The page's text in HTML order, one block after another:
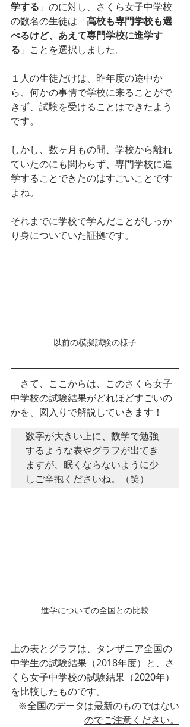
学する 」のに対し、さくら女子中学校
の数名の生徒は「高校も専門学校も選
べるけど、あえて専門学校に進学す
る 」ことを選択しました。
１人の生徒だけは、昨年度の途中か
ら、何かの事情で学校に来ることがで
きず、試験を受けることはできたよう
です。
しかし、数ヶ月もの間、学校から離れ
ていたのにも関わらず、専門学校に進
学することできたのはすごいことです
よね。
それまでに学校で学んだことがしっか
り身についていた証拠です。
以前の模擬試験の様子
さて、ここからは、このさくら女子
中学校の試験結果がどれほどすごいの
かを、図入りで解説していきます！
数字が大きい上に、数学で勉強
するような表やグラフが出てき
ますが、眠くならないように少
しご辛抱くださいね。（笑）
進学についての全国との比較
上の表とグラフは、タンザニア全国の
中学生の試験結果（2018年度）と、さ
くら女子中学校の試験結果（2020年）
を比較したものです。
※全国のデータは最新のものではない
のでご注意ください。